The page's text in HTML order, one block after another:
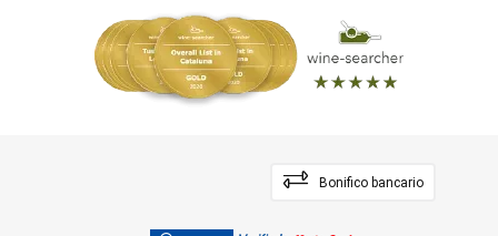
Bonifico bancario